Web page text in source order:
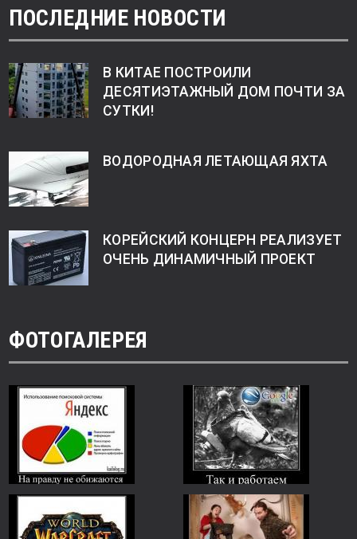
ПОСЛЕДНИЕ НОВОСТИ
В КИТАЕ ПОСТРОИЛИ
ДЕСЯТИЭТАЖНЫЙ ДОМ ПОЧТИ ЗА
СУТКИ!
ВОДОРОДНАЯ ЛЕТАЮЩАЯ ЯХТА
КОРЕЙСКИЙ КОНЦЕРН РЕАЛИЗУЕТ
ОЧЕНЬ ДИНАМИЧНЫЙ ПРОЕКТ
ФОТОГАЛЕРЕЯ